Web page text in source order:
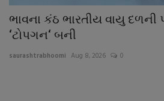
ભાવના કંઠ ભારતીય વાયુ દળની
‘ટોપગન‘ બની
saurashtrabhoomi Aug 8, 2026 0